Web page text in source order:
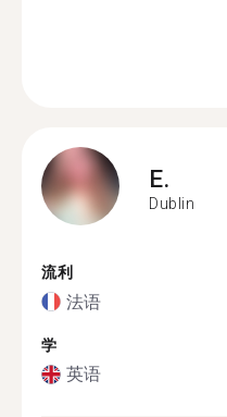
E.
Dublin
流利
法语
学
英语